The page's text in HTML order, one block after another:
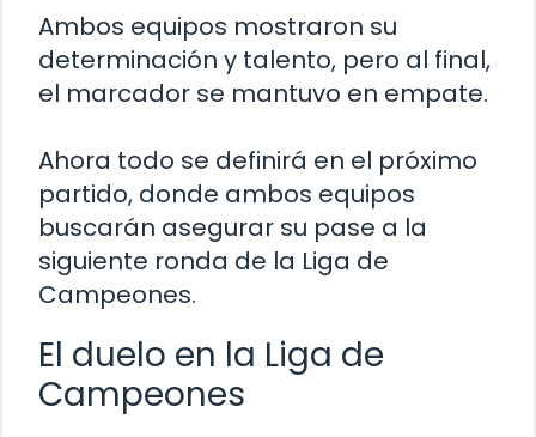
Ambos equipos mostraron su
determinación y talento, pero al final,
el marcador se mantuvo en empate.
Ahora todo se definirá en el próximo
partido, donde ambos equipos
buscarán asegurar su pase a la
siguiente ronda de la Liga de
Campeones.
El duelo en la Liga de
Campeones